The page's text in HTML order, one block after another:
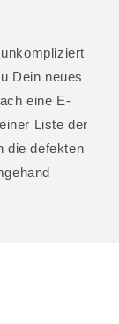
Dein neues
eine E-
Liste der
die defekten